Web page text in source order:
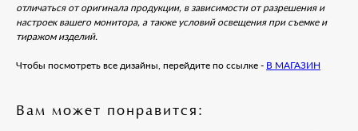
отличаться от оригинала продукции, в зависимости от разрешения и
настроек вашего монитора, а также условий освещения при съемке и
тиражом изделий.
Чтобы посмотреть все дизайны, перейдите по ссылке - В МАГАЗИН
Вам может понравится: